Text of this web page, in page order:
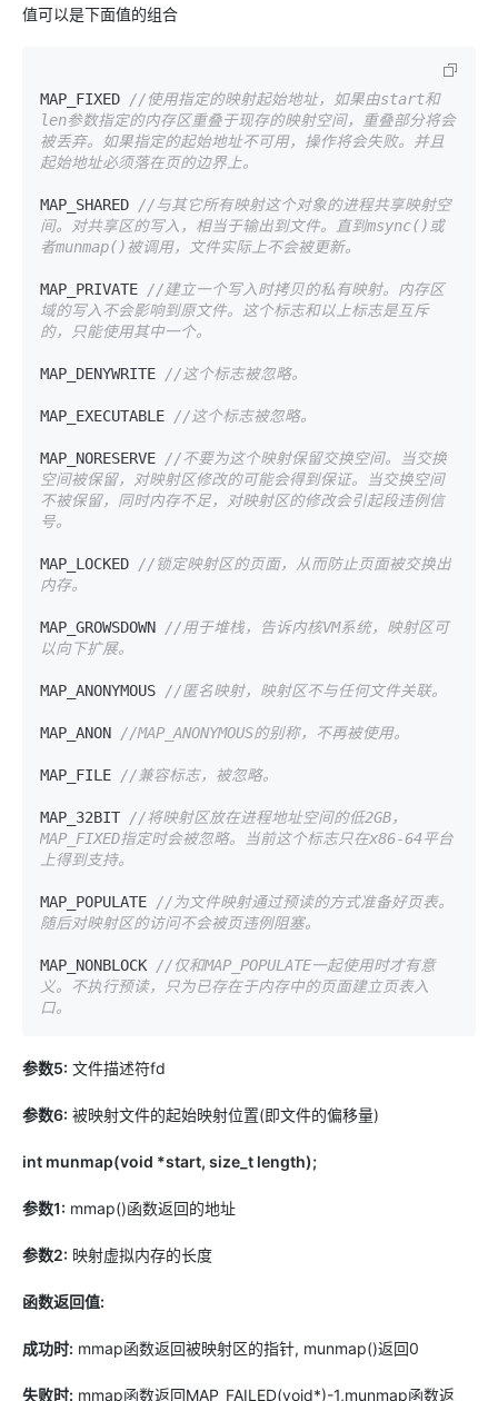
值可以是下面值的组合
MAP_FIXED
//使用指定的映射起始地址，如果由start和
len参数指定的内存区重叠于现存的映射空间，重叠部分将会
被丢弃。如果指定的起始地址不可用，操作将会失败。并且
起始地址必须落在页的边界上。
MAP_SHARED
//与其它所有映射这个对象的进程共享映射空
间。对共享区的写入，相当于输出到文件。直到msync()或
者munmap()被调用，文件实际上不会被更新。
MAP_PRIVATE
//建立一个写入时拷贝的私有映射。内存区
域的写入不会影响到原文件。这个标志和以上标志是互斥
的，只能使用其中一个。
MAP_DENYWRITE //这个标志被忽略。
MAP_EXECUTABLE //这个标志被忽略。
MAP_NORESERVE
//不要为这个映射保留交换空间。当交换
空间被保留，对映射区修改的可能会得到保证。当交换空间
不被保留，同时内存不足，对映射区的修改会引起段违例信
号。
MAP_LOCKED
//锁定映射区的页面，从而防止页面被交换出
内存。
MAP_GROWSDOWN
//用于堆栈，告诉内核VM系统，映射区可
以向下扩展。
MAP_ANONYMOUS //匿名映射，映射区不与任何文件关联。
MAP_ANON //MAP_ANONYMOUS的别称，不再被使用。
MAP_FILE //兼容标志，被忽略。
MAP_32BIT
//将映射区放在进程地址空间的低2GB，
MAP_FIXED指定时会被忽略。当前这个标志只在x86-64平台
上得到支持。
MAP_POPULATE
//为文件映射通过预读的方式准备好页表。
随后对映射区的访问不会被页违例阻塞。
MAP_NONBLOCK
//仅和MAP_POPULATE一起使用时才有意
义。不执行预读，只为已存在于内存中的页面建立页表入
口。
参数5: 文件描述符fd
参数6: 被映射文件的起始映射位置(即文件的偏移量)
int munmap(void *start, size_t length);
参数1: mmap()函数返回的地址
参数2: 映射虚拟内存的长度
函数返回值:
成功时: mmap函数返回被映射区的指针, munmap()返回0
失败时: mmap函数返回MAP_FAILED(void*)-1,munmap函数返